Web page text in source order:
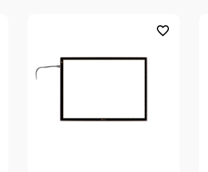
favorite_border